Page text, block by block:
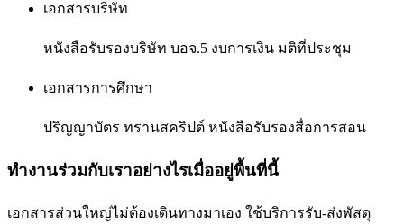
เอกสารบริษัท
หนังสือรับรองบริษัท บอจ.5 งบการเงิน มติที่ประชุม
เอกสารการศึกษา
ปริญญาบัตร ทรานสคริปต์ หนังสือรับรองสื่อการสอน
ทำงานร่วมกับเราอย่างไรเมื่ออยู่พื้นที่นี้
เอกสารส่วนใหญ่ไม่ต้องเดินทางมาเอง ใช้บริการรับ-ส่งพัสดุ